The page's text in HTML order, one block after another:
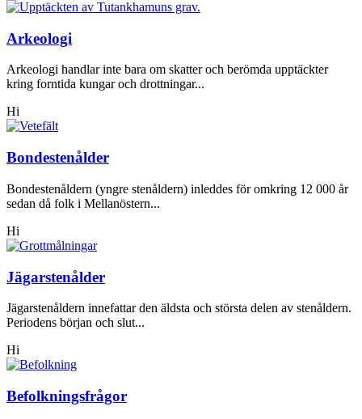
Arkeologi
Arkeologi handlar inte bara om skatter och berömda upptäckter
kring forntida kungar och drottningar...
Hi
Bondestenålder
Bondestenåldern (yngre stenåldern) inleddes för omkring 12 000 år
sedan då folk i Mellanöstern...
Hi
Jägarstenålder
Jägarstenåldern innefattar den äldsta och största delen av stenåldern.
Periodens början och slut...
Hi
Befolkningsfrågor